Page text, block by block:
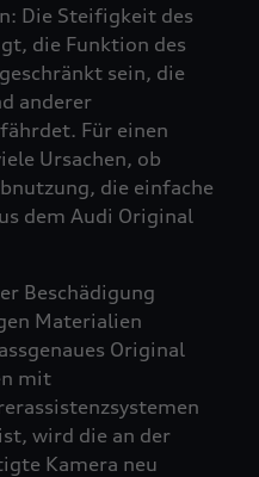
Die Steifigkeit des
die Funktion des
sein, die
anderer
Für einen
Ursachen, ob
die einfache
dem Audi Original
Beschädigung
Materialien
Original
mit
wird die an der
Kamera neu